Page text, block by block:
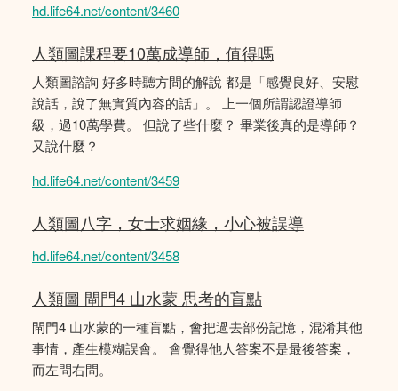
hd.life64.net/content/3460
人類圖課程要10萬成導師，值得嗎
人類圖諮詢 好多時聽方間的解說 都是「感覺良好、安慰
說話，說了無實質內容的話」。 上一個所謂認證導師
級，過10萬學費。 但說了些什麼？ 畢業後真的是導師？
又說什麼？
hd.life64.net/content/3459
人類圖八字，女士求姻緣，小心被誤導
hd.life64.net/content/3458
人類圖 閘門4 山水蒙 思考的盲點
閘門4 山水蒙的一種盲點，會把過去部份記憶，混淆其他
事情，產生模糊誤會。 會覺得他人答案不是最後答案，
而左問右問。